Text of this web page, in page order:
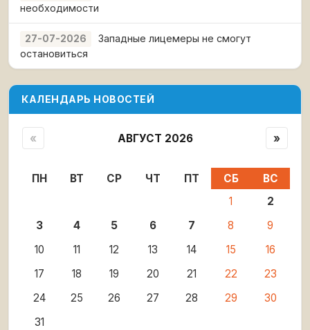
необходимости
27-07-2026
Западные лицемеры не смогут
остановиться
КАЛЕНДАРЬ НОВОСТЕЙ
« АВГУСТ 2026 »
ПН ВТ СР ЧТ ПТ СБ
ВС
1
2
3
4 5 6 7 8
9
10
11 12 13 14 15
16
17
18 19 20 21 22
23
24
25 26 27 28 29
30
31